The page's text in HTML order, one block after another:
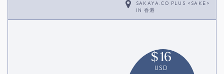
SAKAYA.CO PLUS <SAKE>
IN 香港
$16
USD